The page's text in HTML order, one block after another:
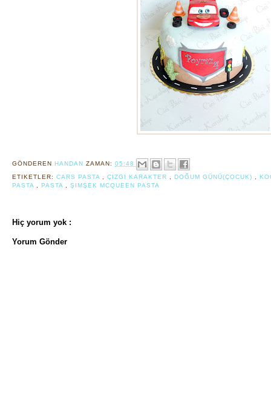
GÖNDEREN HANDAN ZAMAN: 05:48
ETIKETLER: CARS PASTA ÇIZGI KARAKTER DOĞUM GÜNÜ(ÇOCUK)
PASTA
PASTA ŞIMŞEK MCQUEEN PASTA
Hiç yorum yok :
Yorum Gönder